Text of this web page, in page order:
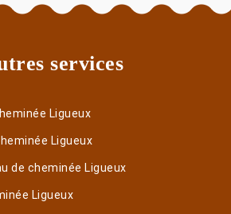
services
Ligueux
Ligueux
de cheminée Ligueux
Ligueux